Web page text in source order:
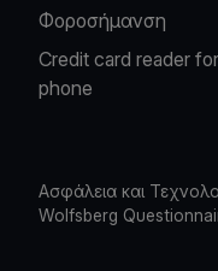
Φοροσήμανση
Credit card reader for
phone
Ασφάλεια και
Wolfsberg